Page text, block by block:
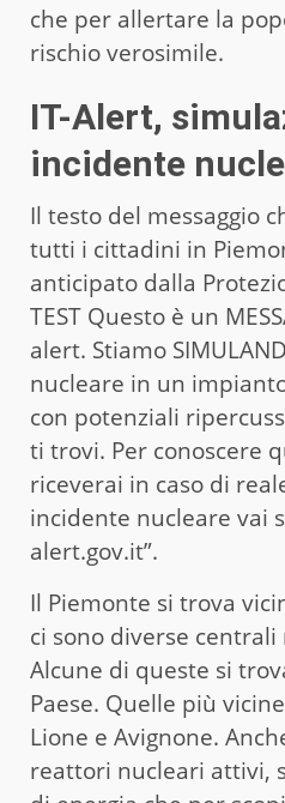
che per allertare la
rischio verosimile.
IT-Alert,
incidente
Il testo del messaggio
tutti i cittadini in
anticipato dalla
TEST Questo è un
alert. Stiamo
nucleare in un
con potenziali
ti trovi. Per conoscere
riceverai in caso di
incidente nucleare vai
alert.gov.it”.
Il Piemonte si trova
ci sono diverse
Alcune di queste si
Paese. Quelle più
Lione e Avignone.
reattori nucleari attivi,